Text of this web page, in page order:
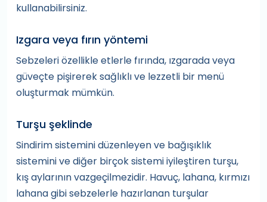
kullanabilirsiniz.
Izgara veya fırın yöntemi
Sebzeleri özellikle etlerle fırında, ızgarada veya
güveçte pişirerek sağlıklı ve lezzetli bir menü
oluşturmak mümkün.
Turşu şeklinde
Sindirim sistemini düzenleyen ve bağışıklık
sistemini ve diğer birçok sistemi iyileştiren turşu,
kış aylarının vazgeçilmezidir. Havuç, lahana, kırmızı
lahana gibi sebzelerle hazırlanan turşular